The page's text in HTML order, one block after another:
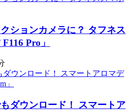
ションカメラに？ タフネス
Pro」
ダウンロード！ スマートア